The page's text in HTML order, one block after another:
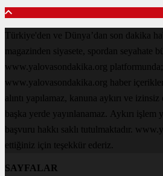
Türkiye'den ve Dünya’dan son dakika
magazinden siyasete, spordan seyahate
www.yalovasondakika.org platformunda;
www.yalovasondakika.org haber
alıntı yapılamaz, kanuna aykırı ve
başka yerde yayınlanamaz. Aykırı
başvuru hakkı saklı tutulmaktadır.
ettiğiniz için teşekkür ederiz.
SAYFALAR